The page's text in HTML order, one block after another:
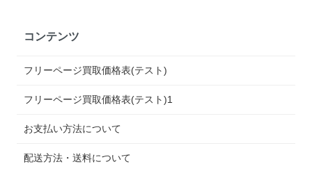
コンテンツ
フリーページ買取価格表(テスト)
フリーページ買取価格表(テスト)1
お支払い方法について
配送方法・送料について